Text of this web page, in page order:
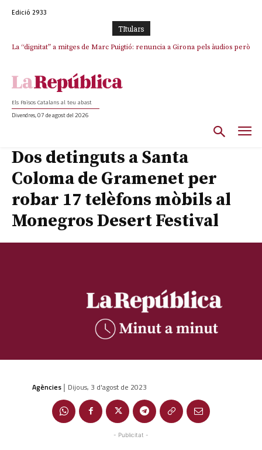
Edició 2933
TItulars
La “dignitat” a mitges de Marc Puigtió: renuncia a Girona pels àudios però
Els Països Catalans al teu abast
Divendres, 07 de agost del 2026
Dos detinguts a Santa
Coloma de Gramenet per
robar 17 telèfons mòbils al
Monegros Desert Festival
Agències | Dijous, 3 d'agost de 2023
- Publicitat -